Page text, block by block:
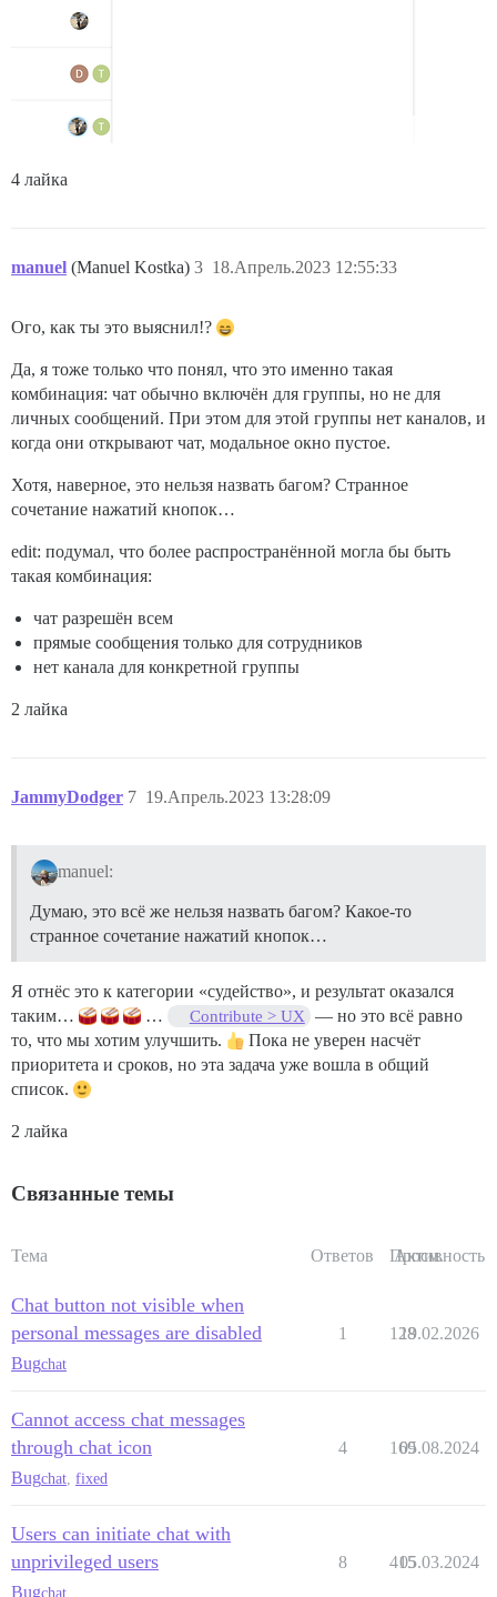
4 лайка
manuel (Manuel Kostka) 18.Апрель.2023 12:55:33
3
Ого, как ты это выяснил!?
Да, я тоже только что понял, что это именно такая
комбинация: чат обычно включён для группы, но не для
личных сообщений. При этом для этой группы нет каналов, и
когда они открывают чат, модальное окно пустое.
Хотя, наверное, это нельзя назвать багом? Странное
сочетание нажатий кнопок…
edit: подумал, что более распространённой могла бы быть
такая комбинация:
чат разрешён всем
прямые сообщения только для сотрудников
нет канала для конкретной группы
2 лайка
JammyDodger 19.Апрель.2023 13:28:09
7
manuel:
Думаю, это всё же нельзя назвать багом? Какое-то
странное сочетание нажатий кнопок…
Я отнёс это к категории «судейство», и результат оказался
таким…
… Contribute > UX
— но это всё равно
то, что мы хотим улучшить.
Пока не уверен насчёт
приоритета и сроков, но эта задача уже вошла в общий
список.
2 лайка
Связанные темы
Тема Ответов Просм.
Активность
Chat button not visible when
personal messages are disabled
Bugchat
1 128
19.02.2026
Cannot access chat messages
through chat icon
Bugchat fixed
4 169
05.08.2024
Users can initiate chat with
unprivileged users
Bugchat
8 415
05.03.2024